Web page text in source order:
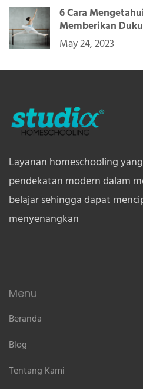
6 Cara
Memberikan
May 24, 2023
Layanan homeschooling
pendekatan modern dalam
belajar sehingga dapat
menyenangkan
Menu
Beranda
Blog
Tentang Kami